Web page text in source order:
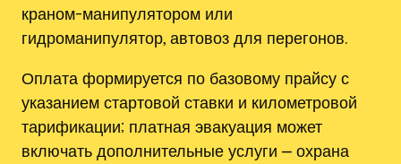
краном-манипулятором или
гидроманипулятор, автовоз для перегонов.
Оплата формируется по базовому прайсу с
указанием стартовой ставки и километровой
тарификации; платная эвакуация может
включать дополнительные услуги ⎼ охрана